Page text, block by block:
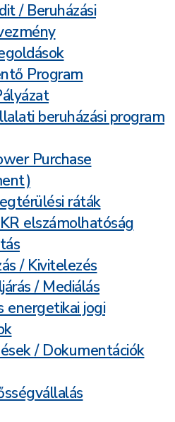
/ Beruházási
Program
beruházási program
Purchase
ráták
elszámolhatóság
/ Kivitelezés
/ Mediálás
energetikai jogi
/ Dokumentációk